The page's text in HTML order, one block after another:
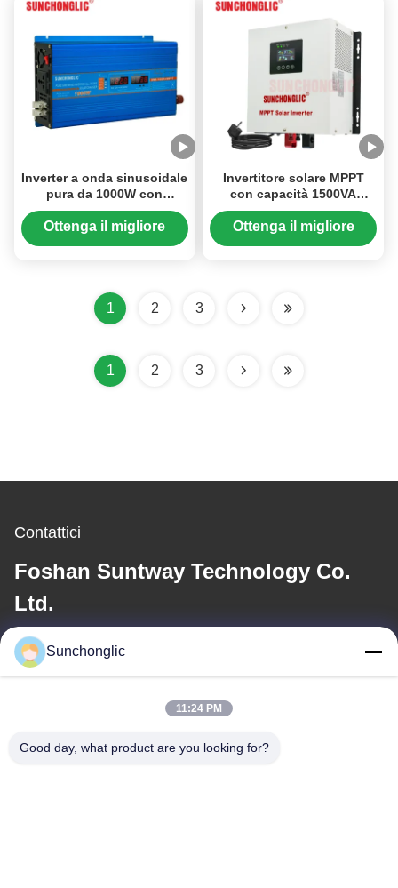
Inverter a onda sinusoidale
pura da 1000W con
caricatore solare MPPT da
30A e uscita AC 220V per
Ottenga il migliore
Invertitore solare MPPT
con capacità 1500VA
1050W di uscita e 12V di
ingresso
Ottenga il migliore
1 2 3
1 2 3
Contattici
Foshan Suntway Technology Co.
Ltd.
E-mail
Il nostro indirizzo
Sunchonglic
11:24 PM
Good day, what product are you looking for?